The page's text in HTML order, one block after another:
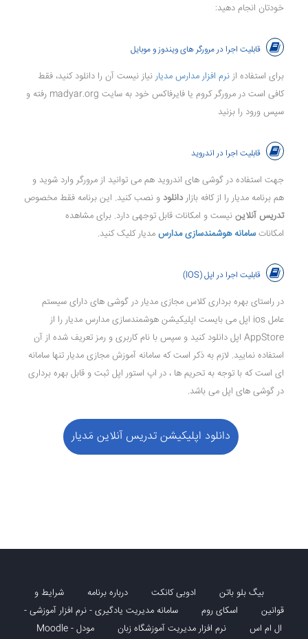
خودتان انجام دهید:
قابلیت اجرا در مرورگر های ویندوز و موبایل
برای استفاده از نرم افزار مدارس مدیار نیاز نیست آن را دانلود کنید، فقط
کافی است در مرورگر کروم یا فایرفاکس خود به سایت madyar.org رفته و
سپس ورود را بزنید
قابلیت اجرا در اندروید
جهت استفاده در گوشی های اندروید هم می توانید از مرورگر وارد شوید و
هم برنامه مدیار را از کافه بازاردانلود و نصب کنید. این برنامه فقط مخصوص
تدریس آنلاین نیست و امکانات قابل توجهی دارد. برای مشاهده
امکانات سامانه هوشمندسازی مدارس مدیار کلیک کنید.
قابلیت اجرا در اپل (IOS)
در راستای بهره برداری کلاس مجازی مدیار در گوشی های دارای سیستم
عامل ios اپل می بایست اپلیکیشن هوشمندسازی مدارس مدیار را از
AppStore اپل دانلود کنید و سپس با نام کاربری و رمز تعریف شده از آن
استفاده نمایید. لازم به ذکر است که سامانه آموزش مجازی مدیار تنها سامانه
ای است که با توجه به تحریم ها ، در اپ استور اپل ثبت و قابل بهره برداری
در گوشی های اپل می باشد.
دانلود اپلیکیشن تدریس آنلاین مَدیار
بیگ بلو باتن ادوبی کانکت درباره برنامه
شرایط و
قوانین
اسکای روم
سامانه مدیریت یادگیری - نرم افزار آموزشی -
ال ام اس
نرم افزار مدیریت آموزشگاه زبان مودل - Moodle